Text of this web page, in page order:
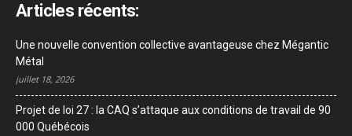
Articles récents:
Une nouvelle convention collective avantageuse chez Mégantic
Métal
juillet 18, 2026
Projet de loi 27 : la CAQ s’attaque aux conditions de travail de 90
000 Québécois